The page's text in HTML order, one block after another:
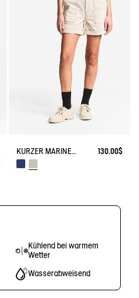
KURZER MARINESTIL AUS LEICHTEM TWILL MIT VERSTELLBARER TAILLE 130.00$
Kühlend bei warmem
Wetter
Wasserabweisend